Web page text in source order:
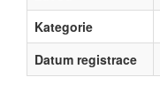
Kategorie
Datum registrace